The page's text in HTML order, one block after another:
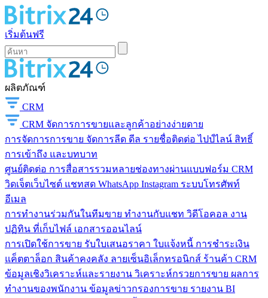
เริ่มต้นฟรี
ผลิตภัณฑ์
CRM
CRM จัดการการขายและลูกค้าอย่างง่ายดาย
การจัดการการขาย จัดการลีด ดีล รายชื่อติดต่อ ไปป์ไลน์ สิทธิ์
การเข้าถึง และบทบาท
ศูนย์ติดต่อ การสื่อสารรวมหลายช่องทางผ่านแบบฟอร์ม CRM
วิดเจ็ตเว็บไซต์ แชทสด WhatsApp Instagram ระบบโทรศัพท์
อีเมล
การทำงานร่วมกันในทีมขาย ทำงานกับแชท วิดีโอคอล งาน
ปฏิทิน ที่เก็บไฟล์ เอกสารออนไลน์
การเปิดใช้การขาย รับใบเสนอราคา ใบแจ้งหนี้ การชำระเงิน
แค็ตตาล็อก สินค้าคงคลัง ลายเซ็นอิเล็กทรอนิกส์ ร้านค้า CRM
ข้อมูลเชิงวิเคราะห์และรายงาน วิเคราะห์กรวยการขาย ผลการ
ทำงานของพนักงาน ข้อมูลข่าวกรองการขาย รายงาน BI